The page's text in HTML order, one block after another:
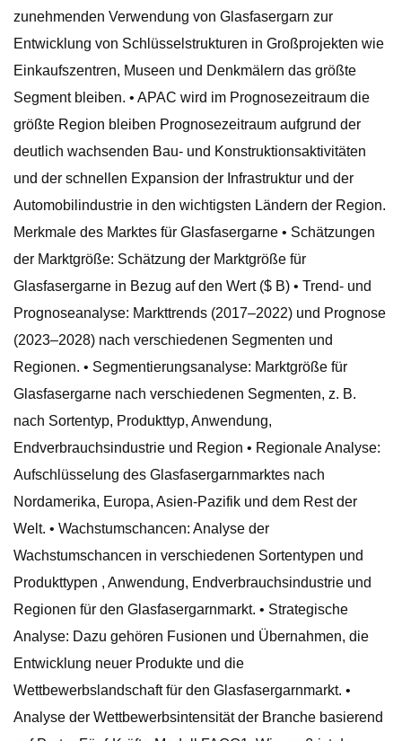
zunehmenden Verwendung von Glasfasergarn zur
Entwicklung von Schlüsselstrukturen in Großprojekten wie
Einkaufszentren, Museen und Denkmälern das größte
Segment bleiben. • APAC wird im Prognosezeitraum die
größte Region bleiben Prognosezeitraum aufgrund der
deutlich wachsenden Bau- und Konstruktionsaktivitäten
und der schnellen Expansion der Infrastruktur und der
Automobilindustrie in den wichtigsten Ländern der Region.
Merkmale des Marktes für Glasfasergarne • Schätzungen
der Marktgröße: Schätzung der Marktgröße für
Glasfasergarne in Bezug auf den Wert ($ B) • Trend- und
Prognoseanalyse: Markttrends (2017–2022) und Prognose
(2023–2028) nach verschiedenen Segmenten und
Regionen. • Segmentierungsanalyse: Marktgröße für
Glasfasergarne nach verschiedenen Segmenten, z. B.
nach Sortentyp, Produkttyp, Anwendung,
Endverbrauchsindustrie und Region • Regionale Analyse:
Aufschlüsselung des Glasfasergarnmarktes nach
Nordamerika, Europa, Asien-Pazifik und dem Rest der
Welt. • Wachstumschancen: Analyse der
Wachstumschancen in verschiedenen Sortentypen und
Produkttypen , Anwendung, Endverbrauchsindustrie und
Regionen für den Glasfasergarnmarkt. • Strategische
Analyse: Dazu gehören Fusionen und Übernahmen, die
Entwicklung neuer Produkte und die
Wettbewerbslandschaft für den Glasfasergarnmarkt. •
Analyse der Wettbewerbsintensität der Branche basierend